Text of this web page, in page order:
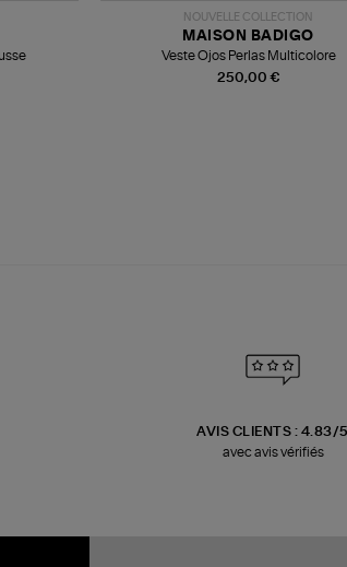
NOUVELLE COLLECTION
250,00 €
MAISON BADIGO
Veste Ojos Perlas Multicolore
AVIS CLIENTS : 4.83/5
avec avis vérifiés